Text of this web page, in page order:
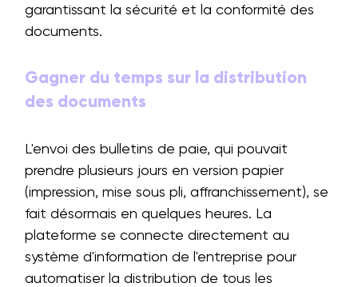
garantissant la sécurité et la conformité des
documents.
Gagner du temps sur la distribution
des documents
L'envoi des bulletins de paie, qui pouvait
prendre plusieurs jours en version papier
(impression, mise sous pli, affranchissement), se
fait désormais en quelques heures. La
plateforme se connecte directement au
système d'information de l'entreprise pour
automatiser la distribution de tous les